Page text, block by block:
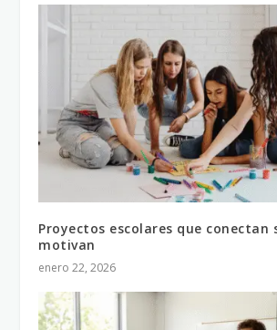
Proyectos escolares que conectan
motivan
enero 22, 2026